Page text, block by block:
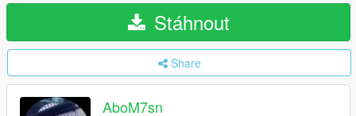
Stáhnout
Share
AboM7sn